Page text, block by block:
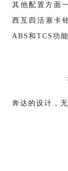
其他配置方面
西互四活塞卡
ABS和TCS功能
奔达的设计，